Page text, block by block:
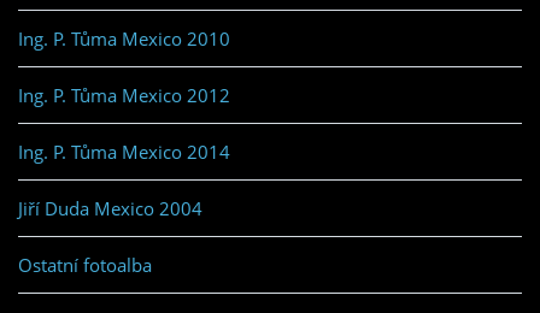
Ing. P. Tůma Mexico 2010
Ing. P. Tůma Mexico 2012
Ing. P. Tůma Mexico 2014
Jiří Duda Mexico 2004
Ostatní fotoalba